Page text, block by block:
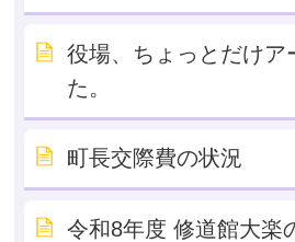
役場、ちょっとだけア
た。
町長交際費の状況
令和8年度 修道館大楽